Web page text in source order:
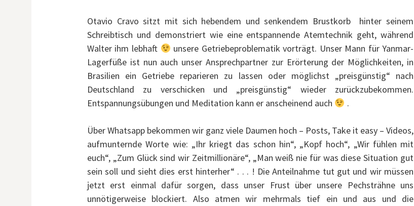
Otavio Cravo sitzt mit sich hebendem und senkendem Brustkorb hinter seinem
Schreibtisch und demonstriert wie eine entspannende Atemtechnik geht, während
Walter ihm lebhaft
unsere Getriebeproblematik vorträgt. Unser Mann für Yanmar-
Lagerfüße ist nun auch unser Ansprechpartner zur Erörterung der Möglichkeiten, in
Brasilien ein Getriebe reparieren zu lassen oder möglichst „preisgünstig“ nach
Deutschland zu verschicken und „preisgünstig“ wieder zurückzubekommen.
Entspannungsübungen und Meditation kann er anscheinend auch
.
Über Whatsapp bekommen wir ganz viele Daumen hoch – Posts, Take it easy – Videos,
aufmunternde Worte wie: „Ihr kriegt das schon hin“, „Kopf hoch“, „Wir fühlen mit
euch“, „Zum Glück sind wir Zeitmillionäre“, „Man weiß nie für was diese Situation gut
sein soll und sieht dies erst hinterher“ . . . ! Die Anteilnahme tut gut und wir müssen
jetzt erst einmal dafür sorgen, dass unser Frust über unsere Pechsträhne uns
unnötigerweise blockiert. Also atmen wir mehrmals tief ein und aus und die